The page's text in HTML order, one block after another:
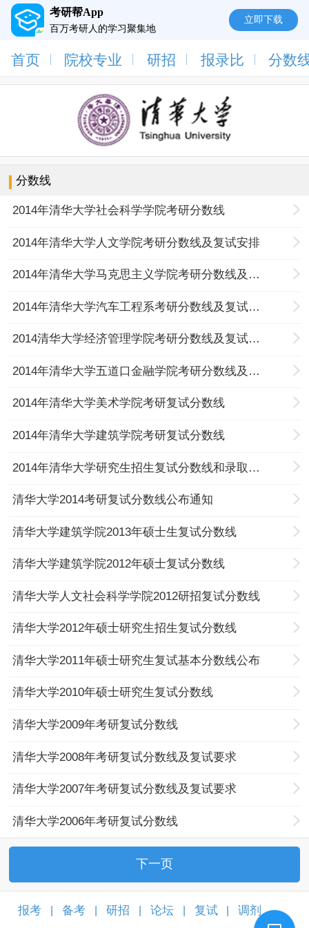
考研帮App
百万考研人的学习聚集地
立即下载
首页 院校专业 研招 报录比 分数
分数线
2014年清华大学社会科学学院考研分数线
2014年清华大学人文学院考研分数线及复试安排
2014年清华大学马克思主义学院考研分数线及复试名单
2014年清华大学汽车工程系考研分数线及复试信息
2014清华大学经济管理学院考研分数线及复试安排
2014年清华大学五道口金融学院考研分数线及复试办法
2014年清华大学美术学院考研复试分数线
2014年清华大学建筑学院考研复试分数线
2014年清华大学研究生招生复试分数线和录取相关通知
清华大学2014考研复试分数线公布通知
清华大学建筑学院2013年硕士生复试分数线
清华大学建筑学院2012年硕士复试分数线
清华大学人文社会科学学院2012研招复试分数线
清华大学2012年硕士研究生招生复试分数线
清华大学2011年硕士研究生复试基本分数线公布
清华大学2010年硕士研究生复试分数线
清华大学2009年考研复试分数线
清华大学2008年考研复试分数线及复试要求
清华大学2007年考研复试分数线及复试要求
清华大学2006年考研复试分数线
下一页
报考 备考 研招 论坛 复试 调剂